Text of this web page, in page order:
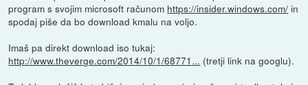
program s svojim microsoft računom https://insider.windows.com/ in
spodaj piše da bo download kmalu na voljo.
Imaš pa direkt download iso tukaj:
http://www.theverge.com/2014/10/1/68771... (tretji link na googlu).